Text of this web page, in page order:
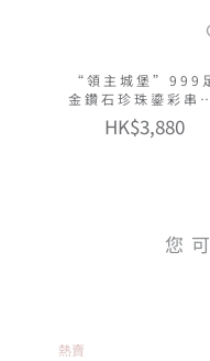
“領主城堡”999
金鑽石珍珠鎏彩串
連手繩
HK$3,880
您
熱賣